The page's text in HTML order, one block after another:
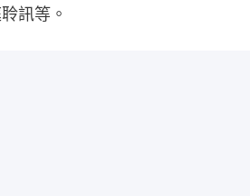
訊等。